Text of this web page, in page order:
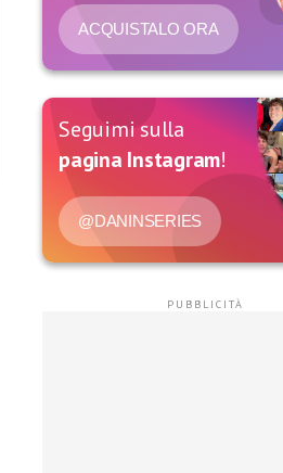
ACQUISTALO ORA
Seguimi sulla
pagina Instagram!
@DANINSERIES